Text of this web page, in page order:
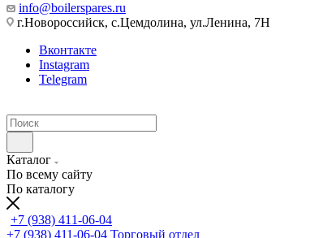
info@boilerspares.ru
г.Новороссийск, с.Цемдолина, ул.Ленина, 7Н
Вконтакте
Instagram
Telegram
Каталог
По всему сайту
По каталогу
+7 (938) 411-06-04
+7 (938) 411-06-04 Торговый отдел